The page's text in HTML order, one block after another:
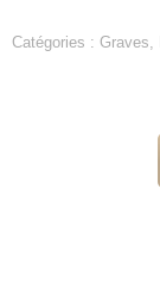
SIMON
Catégories : Graves,